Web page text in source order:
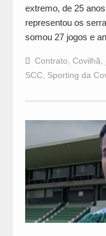
extremo, de 25
representou os
somou 27 jogos e
Contrato, Covilhã,
SCC, Sporting da